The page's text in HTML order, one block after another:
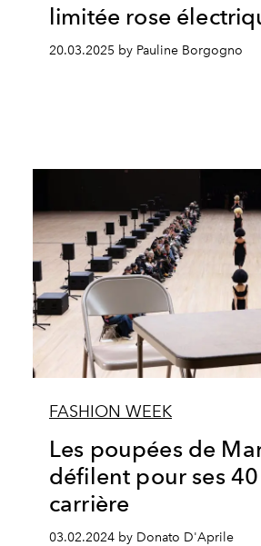
limitée rose
20.03.2025 by Pauline Borgogno
FASHION WEEK
Les poupées de
défilent pour ses
carrière
03.02.2024 by Donato D'Aprile